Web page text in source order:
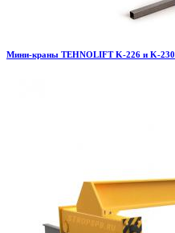
Мини-краны TEHNOLIFT K-226 и K-230